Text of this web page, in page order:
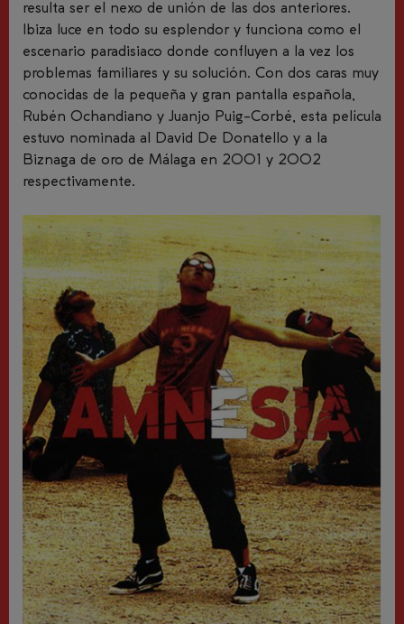
resulta ser el nexo de unión de las dos anteriores.
Ibiza luce en todo su esplendor y funciona como el
escenario paradisiaco donde confluyen a la vez los
problemas familiares y su solución. Con dos caras muy
conocidas de la pequeña y gran pantalla española,
Rubén Ochandiano y Juanjo Puig-Corbé, esta película
estuvo nominada al David De Donatello y a la
Biznaga de oro de Málaga en 2001 y 2002
respectivamente.